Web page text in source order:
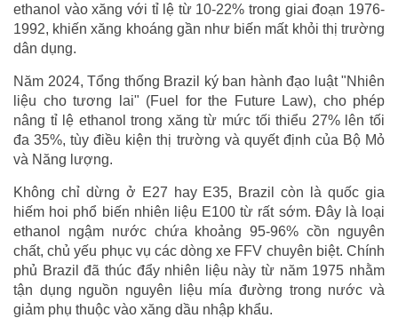
ethanol vào xăng với tỉ lệ từ 10-22% trong giai đoạn 1976-
1992, khiến xăng khoáng gần như biến mất khỏi thị trường
dân dụng.
Năm 2024, Tổng thống Brazil ký ban hành đạo luật "Nhiên
liệu cho tương lai" (Fuel for the Future Law), cho phép
nâng tỉ lệ ethanol trong xăng từ mức tối thiểu 27% lên tối
đa 35%, tùy điều kiện thị trường và quyết định của Bộ Mỏ
và Năng lượng.
Không chỉ dừng ở E27 hay E35, Brazil còn là quốc gia
hiếm hoi phổ biến nhiên liệu E100 từ rất sớm. Đây là loại
ethanol ngậm nước chứa khoảng 95-96% cồn nguyên
chất, chủ yếu phục vụ các dòng xe FFV chuyên biệt. Chính
phủ Brazil đã thúc đẩy nhiên liệu này từ năm 1975 nhằm
tận dụng nguồn nguyên liệu mía đường trong nước và
giảm phụ thuộc vào xăng dầu nhập khẩu.